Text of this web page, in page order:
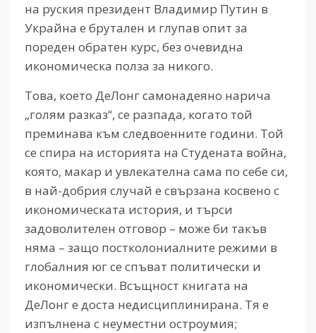
на руския президент Владимир Путин в
Украйна е брутален и глупав опит за
пореден обратен курс, без очевидна
икономическа полза за никого.
Това, което ДеЛонг самонадеяно нарича
„голям разказ“, се разпада, когато той
преминава към следвоенните години. Той
се спира на историята на Студената война,
която, макар и увлекателна сама по себе си,
в най-добрия случай е свързана косвено с
икономическата история, и търси
задоволителен отговор – може би такъв
няма – защо постколониалните режими в
глобалния юг се спъват политически и
икономически. Всъщност книгата на
ДеЛонг е доста недисциплинирана. Тя е
изпълнена с неуместни остроумия;